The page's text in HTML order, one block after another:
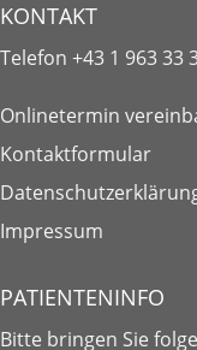
KONTAKT
Telefon +43 1 963 33
Onlinetermin
Kontaktformular
Impressum
PATIENTENINFO
Bitte bringen Sie